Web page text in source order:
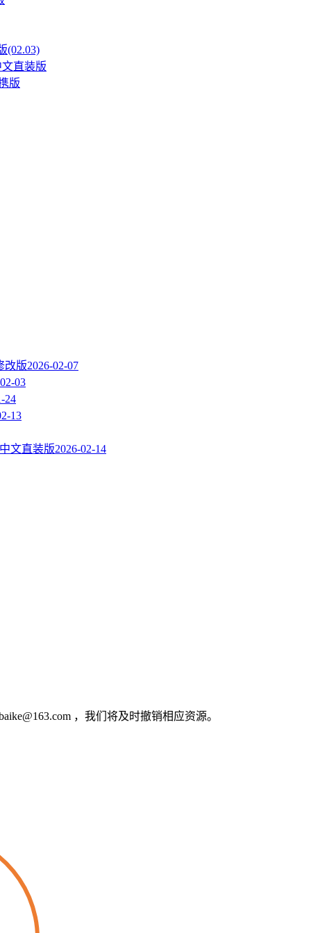
(02.03)
文直装版
版
改版2026-02-07
03
24
13
文直装版2026-02-14
，我们将及时撤销相应资源。